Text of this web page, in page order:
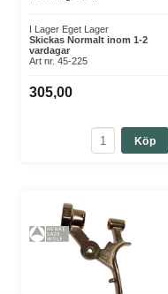
I Lager Eget Lager
Skickas Normalt inom 1-2
vardagar
Art nr. 45-225
305,00
Köp